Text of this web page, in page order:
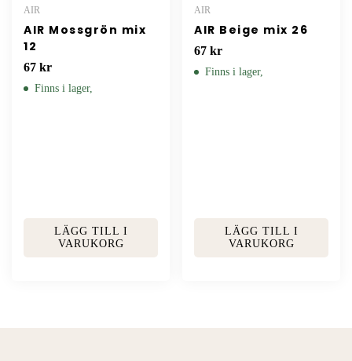
AIR
AIR Mossgrön mix
12
67 kr
Finns i lager,
LÄGG TILL I
VARUKORG
AIR
AIR Beige mix 26
67 kr
Finns i lager,
LÄGG TILL I
VARUKORG